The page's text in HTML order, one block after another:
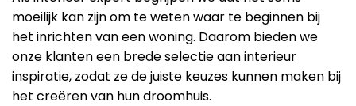
moeilijk kan zijn om te weten waar te beginnen bij
het inrichten van een woning. Daarom bieden we
onze klanten een brede selectie aan interieur
inspiratie, zodat ze de juiste keuzes kunnen maken bij
het creëren van hun droomhuis.